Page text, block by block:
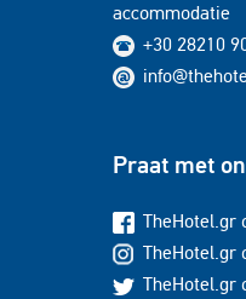
accommodatie
+30 28210
Praat met
TheHotel.gr
TheHotel.gr
TheHotel.gr